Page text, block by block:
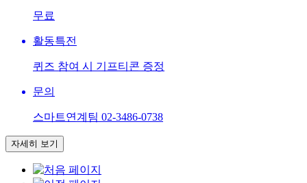
무료
활동특전
퀴즈 참여 시 기프티콘 증정
문의
스마트연계팀 02-3486-0738
자세히 보기